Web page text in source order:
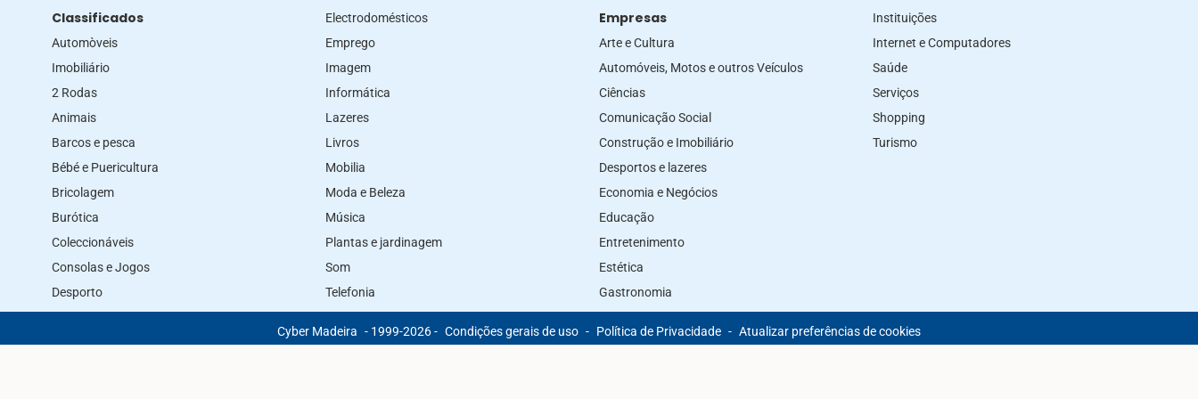
Classificados
Automòveis
Imobiliário
2 Rodas
Animais
Barcos e pesca
Bébé e Puericultura
Bricolagem
Burótica
Coleccionáveis
Consolas e Jogos
Desporto
Electrodomésticos
Emprego
Imagem
Informática
Lazeres
Livros
Mobilia
Moda e Beleza
Música
Plantas e jardinagem
Som
Telefonia
Empresas
Arte e Cultura
Automóveis, Motos e outros Veículos
Ciências
Comunicação Social
Construção e Imobiliário
Desportos e lazeres
Economia e Negócios
Educação
Entretenimento
Estética
Gastronomia
Instituições
Internet e Computadores
Saúde
Serviços
Shopping
Turismo
Cyber Madeira - 1999-2026 - Condições gerais de uso - Política de Privacidade - Atualizar preferências de cookies